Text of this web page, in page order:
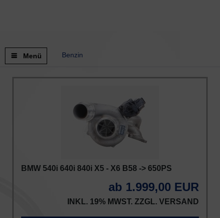
Menü Benzin
BMW 540i 640i 840i X5 - X6 B58 -> 650PS
ab 1.999,00 EUR
INKL. 19% MWST. ZZGL. VERSAND